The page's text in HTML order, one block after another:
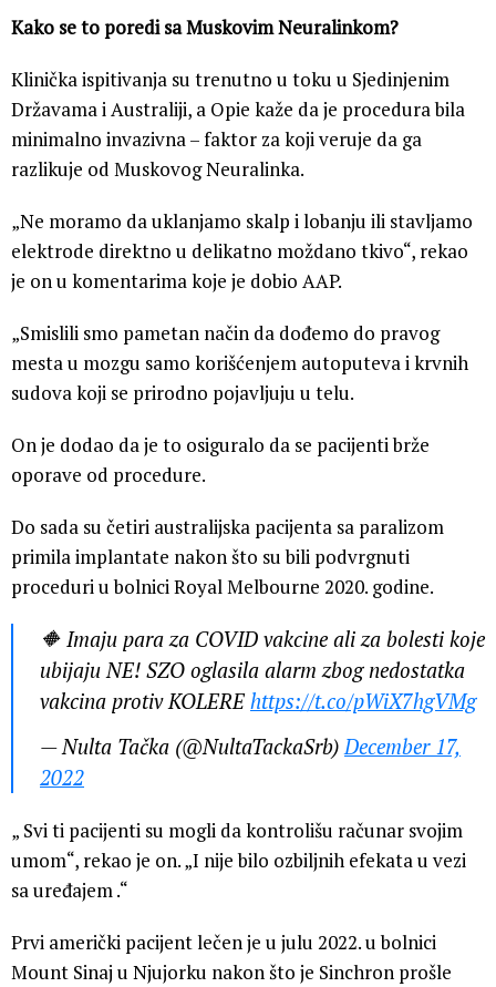
Kako se to poredi sa Muskovim Neuralinkom?
Klinička ispitivanja su trenutno u toku u Sjedinjenim
Državama i Australiji, a Opie kaže da je procedura bila
minimalno invazivna – faktor za koji veruje da ga
razlikuje od Muskovog Neuralinka.
„Ne moramo da uklanjamo skalp i lobanju ili stavljamo
elektrode direktno u delikatno moždano tkivo“, rekao
je on u komentarima koje je dobio AAP.
„Smislili smo pametan način da dođemo do pravog
mesta u mozgu samo korišćenjem autoputeva i krvnih
sudova koji se prirodno pojavljuju u telu.
On je dodao da je to osiguralo da se pacijenti brže
oporave od procedure.
Do sada su četiri australijska pacijenta sa paralizom
primila implantate nakon što su bili podvrgnuti
proceduri u bolnici Royal Melbourne 2020. godine.
🔶 Imaju para za COVID vakcine ali za bolesti koje
ubijaju NE! SZO oglasila alarm zbog nedostatka
vakcina protiv KOLEREhttps://t.co/pWiX7hgVMg
— Nulta Tačka (@NultaTackaSrb)December 17,
2022
„ Svi ti pacijenti su mogli da kontrolišu računar svojim
umom“, rekao je on. „I nije bilo ozbiljnih efekata u vezi
sa uređajem .“
Prvi američki pacijent lečen je u julu 2022. u bolnici
Mount Sinaj u Njujorku nakon što je Sinchron prošle